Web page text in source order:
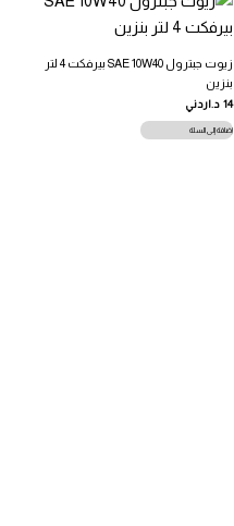
زيوت جبترول SAE 10W40 بيرفكت 4 لتر
بنزين
14 د.اردني
إضافة إلى السلة